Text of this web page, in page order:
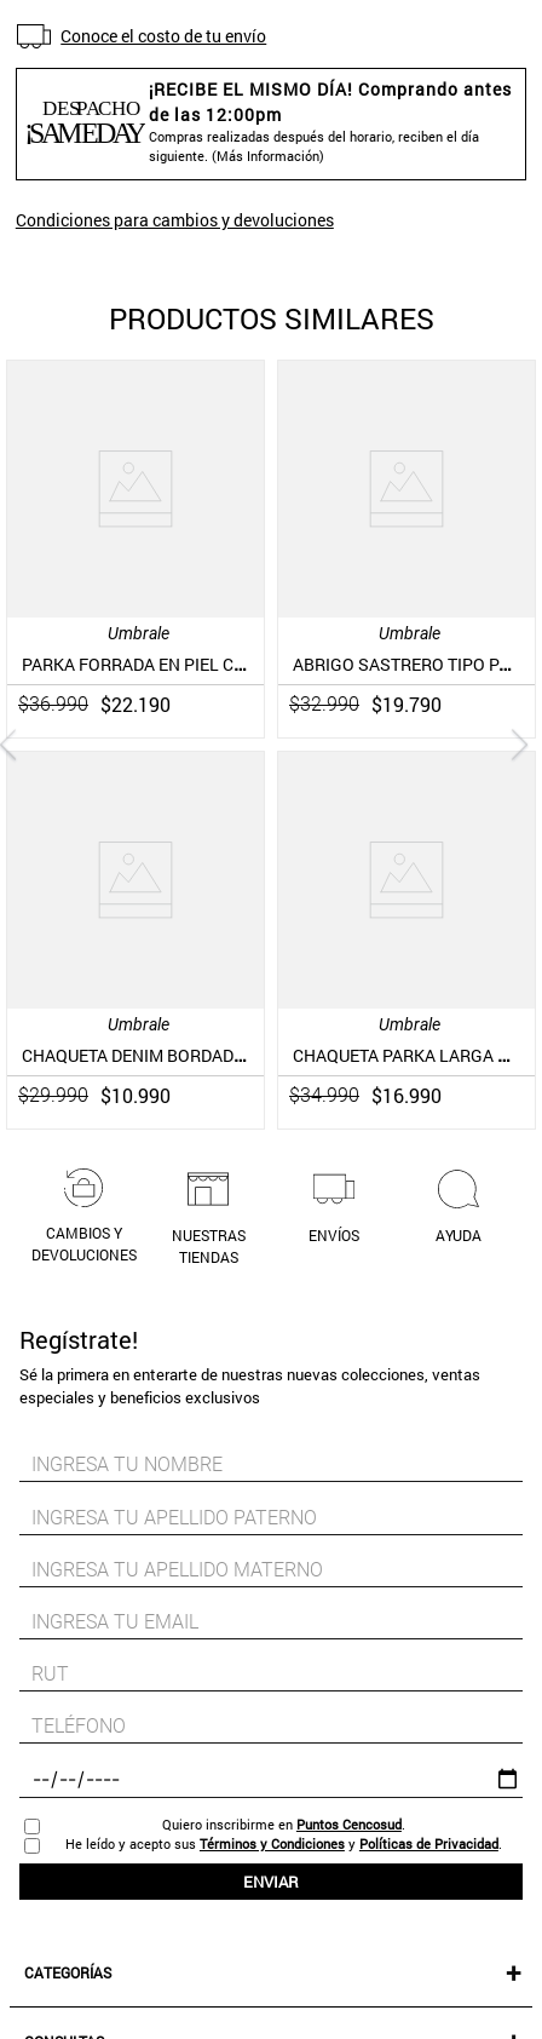
Conoce el costo de tu envío
¡RECIBE EL MISMO DÍA! Comprando antes
de las 12:00pm
Compras realizadas después del horario, reciben el día
siguiente. (Más Información)
Condiciones para cambios y devoluciones
PRODUCTOS SIMILARES
Umbrale
PARKA FORRADA EN PIEL CON BOLSILLO BORDADOS
$36.990 $22.190
Umbrale
ABRIGO SASTRERO TIPO PAÑO
$32.990 $19.790
Umbrale
CHAQUETA DENIM BORDADO MINI FLORES
$29.990 $10.990
Umbrale
CHAQUETA PARKA LARGA COLOR BLOCK FULL PRINT
$34.990 $16.990
CAMBIOS Y
DEVOLUCIONES
NUESTRAS
TIENDAS
ENVÍOS AYUDA
Regístrate!
Sé la primera en enterarte de nuestras nuevas colecciones, ventas
especiales y beneficios exclusivos
Quiero inscribirme en Puntos Cencosud.
He leído y acepto sus Términos y Condiciones y Políticas de Privacidad.
ENVIAR
CATEGORÍAS +